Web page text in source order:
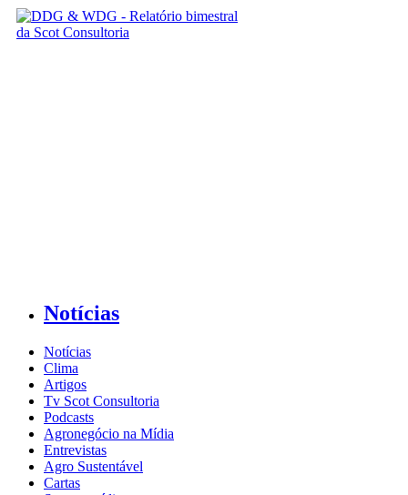
Notícias
Notícias
Clima
Artigos
Tv Scot Consultoria
Podcasts
Agronegócio na Mídia
Entrevistas
Agro Sustentável
Cartas